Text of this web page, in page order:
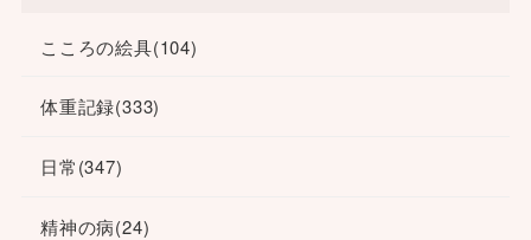
こころの絵具(104)
体重記録(333)
日常(347)
精神の病(24)